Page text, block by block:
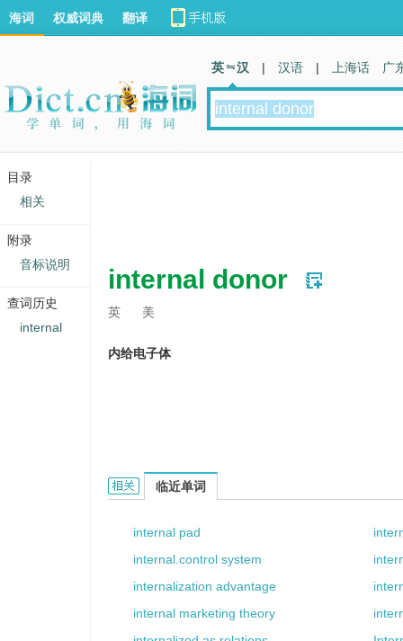
internal donor
英 美
内给电子体
internal donor的相关资料：
临近单词
internal pad
internal.control system
internalization advantage
internal marketing theory
海词 权威词典 翻译
英 汉 | 汉语 | 上海话 广
目录
相关
附录
音标说明
查词历史
internal